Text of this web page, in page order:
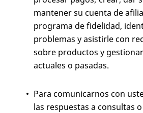
mantener su cuenta de
programa de fidelidad,
problemas y asistirle con
sobre productos y
actuales o pasadas.
Para comunicarnos con
las respuestas a consultas